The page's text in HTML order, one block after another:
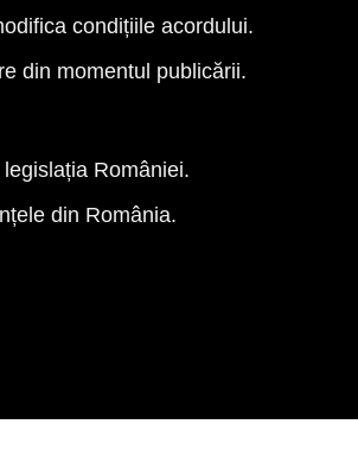
condițiile acordului.
din momentul publicării.
României.
din România.